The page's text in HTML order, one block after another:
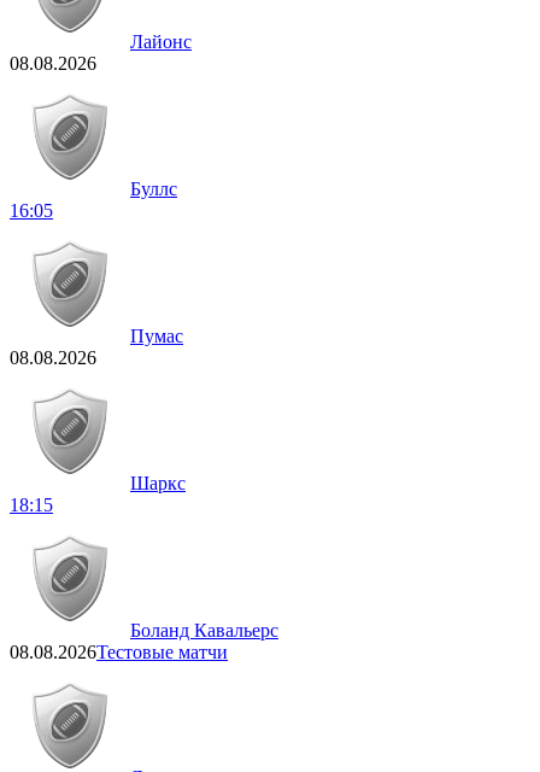
Лайонс
08.08.2026
Буллс
16:05
Пумас
08.08.2026
Шаркс
18:15
Боланд Кавальерс
08.08.2026Тестовые матчи